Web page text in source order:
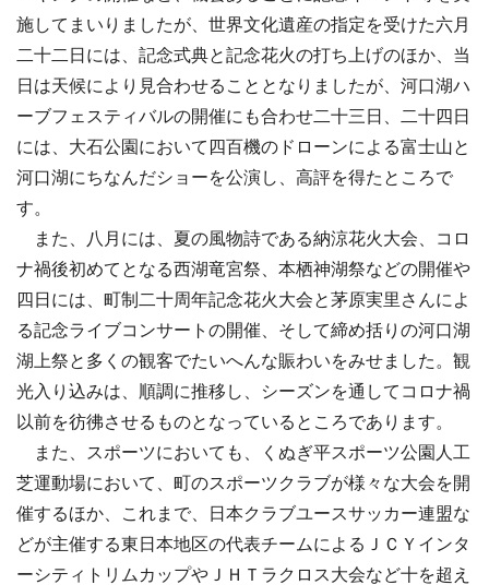
施してまいりましたが、世界文化遺産の指定を受けた六月
二十二日には、記念式典と記念花火の打ち上げのほか、当
日は天候により見合わせることとなりましたが、河口湖ハ
ーブフェスティバルの開催にも合わせ二十三日、二十四日
には、大石公園において四百機のドローンによる富士山と
河口湖にちなんだショーを公演し、高評を得たところで
す。
また、八月には、夏の風物詩である納涼花火大会、コロ
ナ禍後初めてとなる西湖竜宮祭、本栖神湖祭などの開催や
四日には、町制二十周年記念花火大会と茅原実里さんによ
る記念ライブコンサートの開催、そして締め括りの河口湖
湖上祭と多くの観客でたいへんな賑わいをみせました。観
光入り込みは、順調に推移し、シーズンを通してコロナ禍
以前を彷彿させるものとなっているところであります。
また、スポーツにおいても、くぬぎ平スポーツ公園人工
芝運動場において、町のスポーツクラブが様々な大会を開
催するほか、これまで、日本クラブユースサッカー連盟な
どが主催する東日本地区の代表チームによるＪＣＹインタ
ーシティトリムカップやＪＨＴラクロス大会など十を超え